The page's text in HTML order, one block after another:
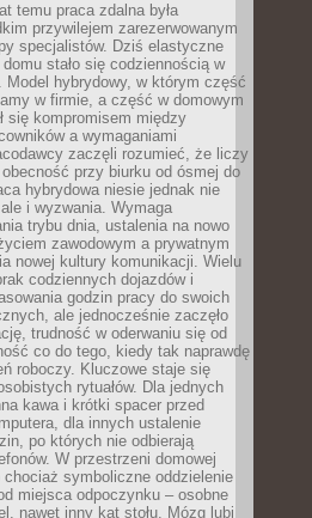
temu praca zdalna była
przywilejem zarezerwowanym
specjalistów. Dziś elastyczne
domu stało się codziennością w
Model hybrydowy, w którym część
w firmie, a część w domowym
się kompromisem między
a wymaganiami
zaczęli rozumieć, że liczy
przy biurku od ósmej do
hybrydowa niesie jednak nie
i wyzwania. Wymaga
trybu dnia, ustalenia na nowo
zawodowym a prywatnym
nowej kultury komunikacji. Wielu
codziennych dojazdów i
godzin pracy do swoich
ale jednocześnie zaczęło
trudność w oderwaniu się od
co do tego, kiedy tak naprawdę
roboczy. Kluczowe staje się
rytuałów. Dla jednych
kawa i krótki spacer przed
dla innych ustalenie
po których nie odbierają
W przestrzeni domowej
chociaż symboliczne oddzielenie
miejsca odpoczynku – osobne
nawet inny kąt stołu. Mózg lubi